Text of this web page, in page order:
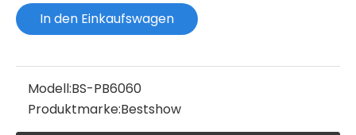
In den Einkaufswagen
Modell:BS-PB6060
Produktmarke:Bestshow